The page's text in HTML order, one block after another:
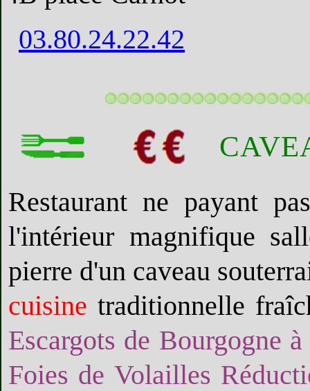
03.80.24.22.42
Restaurant ne payant
l'intérieur magnifique
pierre d'un caveau
cuisine traditionnelle
Escargots de Bourgogne
Foies de Volailles